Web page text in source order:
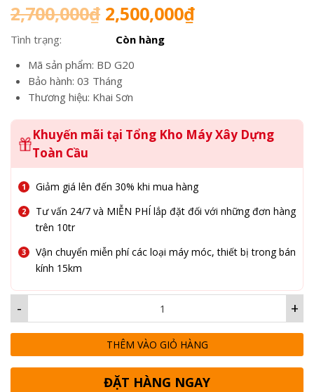
2,700,000₫ Giá
gốc
là:
2,700,000₫.
2,500,000₫Giá
Tình trạng:
Còn hàng
Mã sản phẩm: BD G20
Bảo hành: 03 Tháng
Thương hiệu: Khai Sơn
Khuyến mãi tại Tổng Kho Máy Xây Dựng
Toàn Cầu
Giảm giá lên đến 30% khi mua hàng
Tư vấn 24/7 và MIỄN PHÍ lắp đặt đối với những đơn hàng
trên 10tr
Vận chuyển miễn phí các loại máy móc, thiết bị trong bán
kính 15km
+
-
THÊM VÀO GIỎ HÀNG
ĐẶT HÀNG NGAY